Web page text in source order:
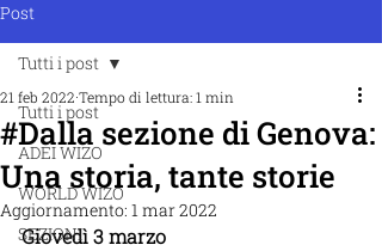
Post
Tutti i post
ADEI WIZO
WORLD WIZO
SEZIONI
Tutti i post
#Dalla sezione di Genova:
Una storia, tante storie
21 feb 2022 Tempo di lettura: 1 min
Aggiornamento: 1 mar 2022
Giovedì 3 marzo